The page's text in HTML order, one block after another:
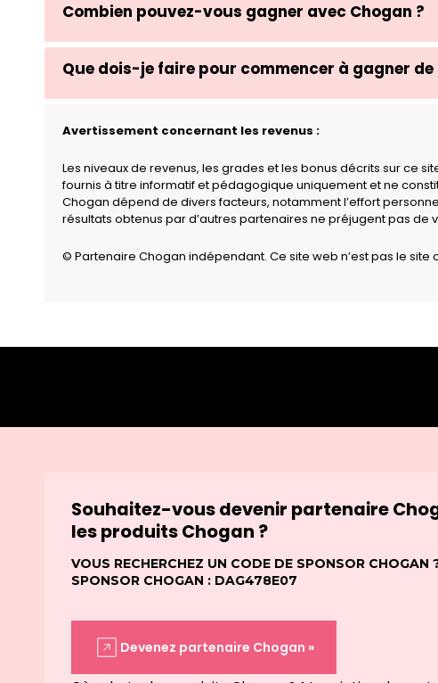
Combien pouvez-vous gagner avec Chogan ?
Que dois-je faire pour commencer à gagner
Avertissement concernant les revenus :
Les niveaux de revenus, les grades et les bonus décrits sur ce
fournis à titre informatif et pédagogique uniquement et ne
Chogan dépend de divers facteurs, notamment l’effort
résultats obtenus par d’autres partenaires ne préjugent pas de
© Partenaire Chogan indépendant. Ce site web n’est pas le site
Souhaitez-vous devenir partenaire
les produits Chogan ?
VOUS RECHERCHEZ UN CODE DE SPONSOR CHOGAN
SPONSOR CHOGAN : DAG478E07
Devenez partenaire Chogan »